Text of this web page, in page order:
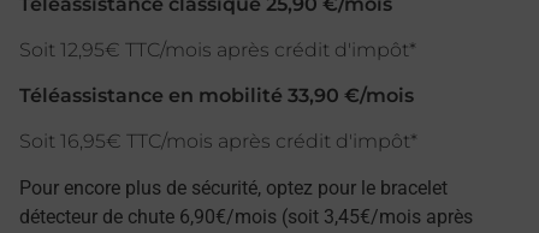
Soit 12,95€ TTC/mois après crédit d'impôt*
Téléassistance en mobilité 33,90 €/mois
Soit 16,95€ TTC/mois après crédit d'impôt*
Pour encore plus de sécurité, optez pour le bracelet
détecteur de chute 6,90€/mois (soit 3,45€/mois après